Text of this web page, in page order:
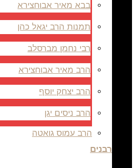
בבא מאיר אבוחצירא
תמנות הרב יגאל כהן
רבי נחמן מברסלב
הרב מאיר אבוחצירא
הרב יצחק יוסף
הרב ניסים יגן
הרב עמוס גואטה
רבנים